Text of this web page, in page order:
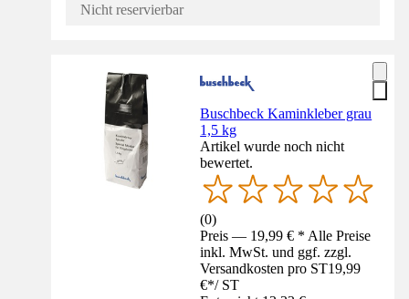
Nicht reservierbar
Buschbeck Kaminkleber grau
1,5 kg
Artikel wurde noch nicht
bewertet.
(0)
Preis — 19,99 € * Alle Preise
inkl. MwSt. und ggf. zzgl.
Versandkosten pro ST19,99
€*/ ST